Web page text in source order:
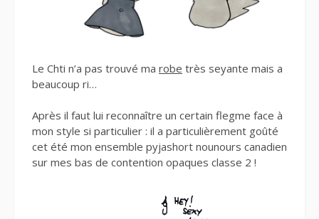
Le Chti n’a pas trouvé ma robe très seyante mais a
beaucoup ri…
Après il faut lui reconnaître un certain flegme face à
mon style si particulier : il a particulièrement goûté
cet été mon ensemble pyjashort nounours canadien
sur mes bas de contention opaques classe 2 !